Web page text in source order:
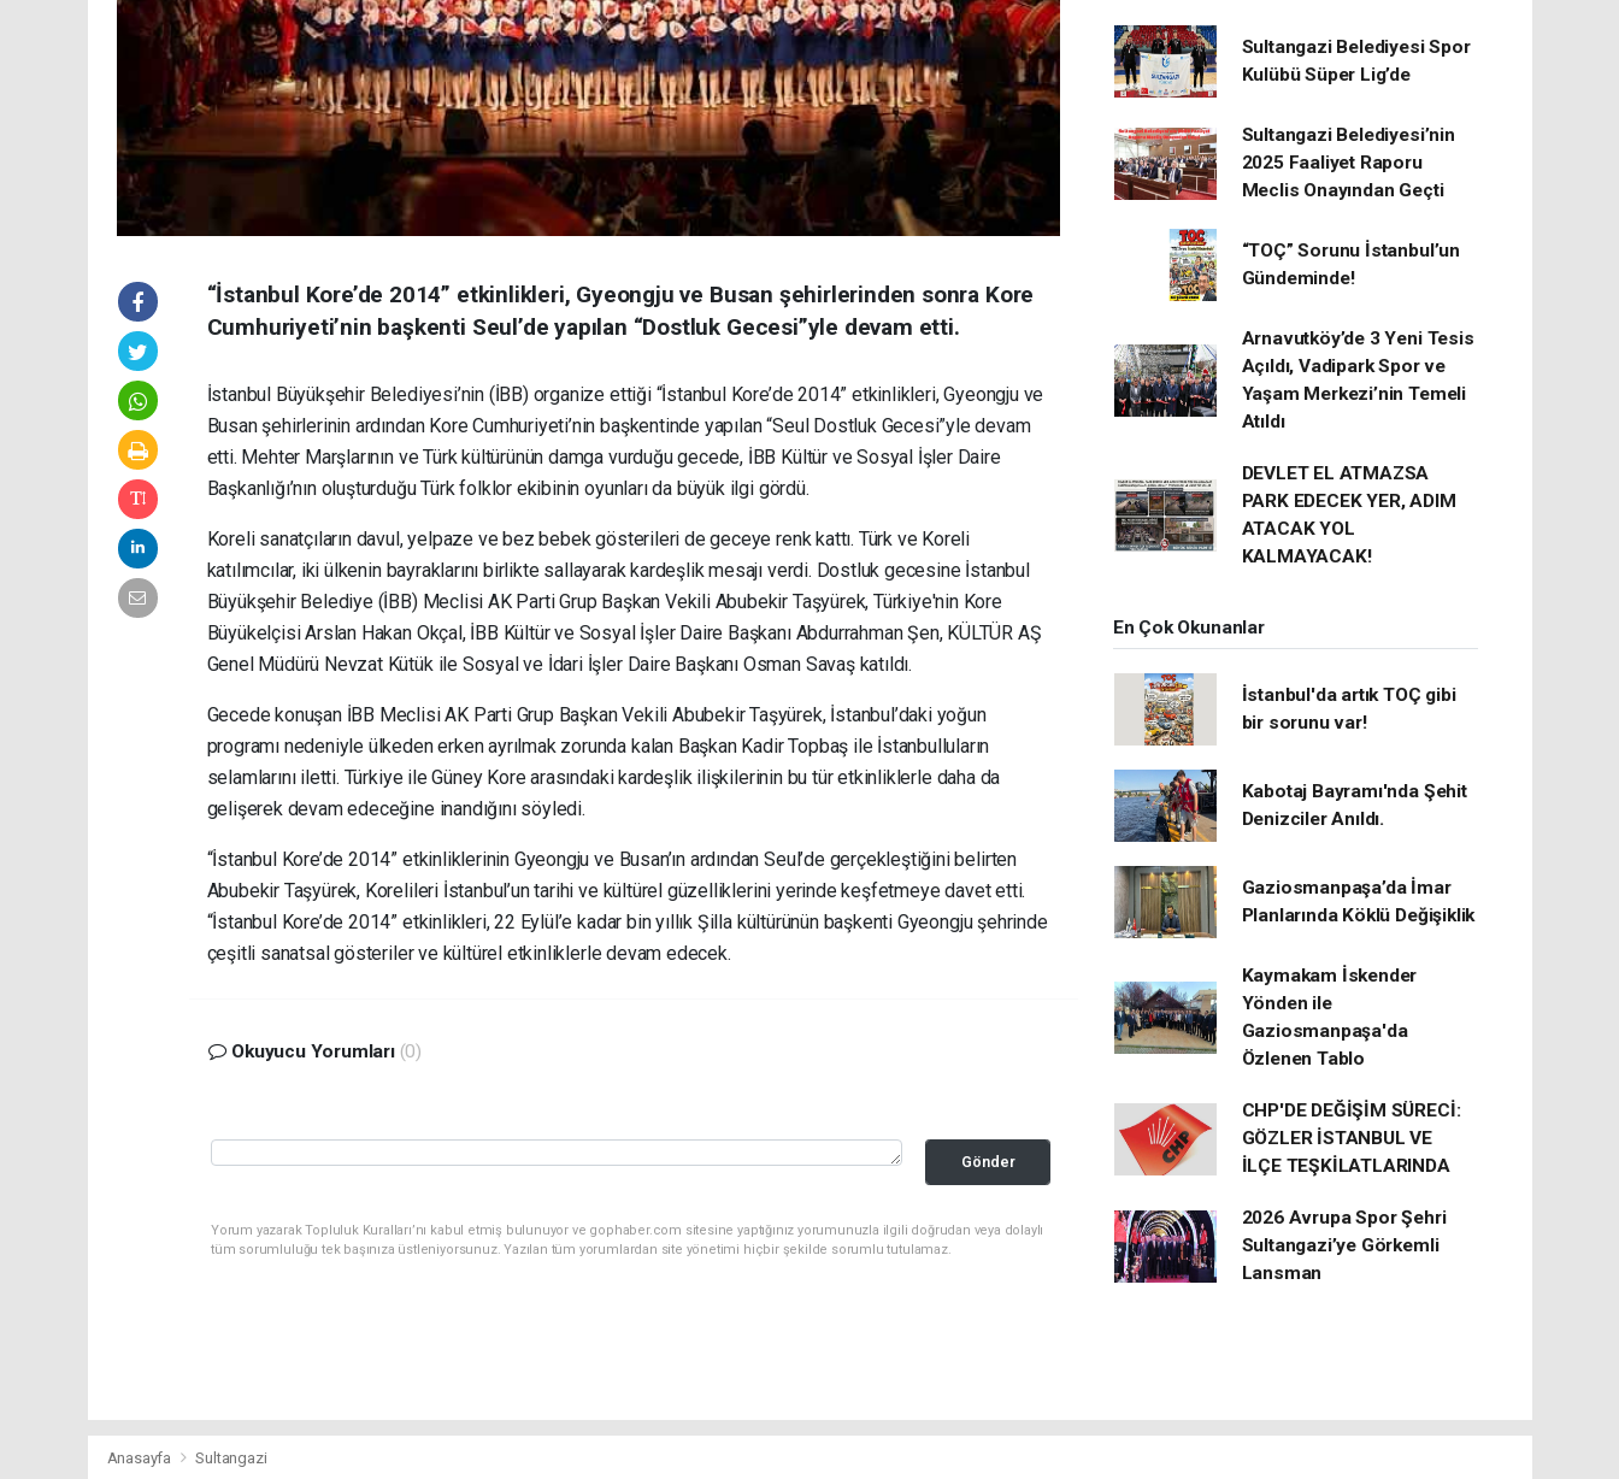
“İstanbul Kore’de 2014” etkinlikleri, Gyeongju ve Busan şehirlerinden sonra Kore
Cumhuriyeti’nin başkenti Seul’de yapılan “Dostluk Gecesi”yle devam etti.
İstanbul Büyükşehir Belediyesi’nin (İBB) organize ettiği “İstanbul Kore’de 2014” etkinlikleri, Gyeongju ve
Busan şehirlerinin ardından Kore Cumhuriyeti’nin başkentinde yapılan “Seul Dostluk Gecesi”yle devam
etti. Mehter Marşlarının ve Türk kültürünün damga vurduğu gecede, İBB Kültür ve Sosyal İşler Daire
Başkanlığı’nın oluşturduğu Türk folklor ekibinin oyunları da büyük ilgi gördü.
Koreli sanatçıların davul, yelpaze ve bez bebek gösterileri de geceye renk kattı. Türk ve Koreli
katılımcılar, iki ülkenin bayraklarını birlikte sallayarak kardeşlik mesajı verdi. Dostluk gecesine İstanbul
Büyükşehir Belediye (İBB) Meclisi AK Parti Grup Başkan Vekili Abubekir Taşyürek, Türkiye'nin Kore
Büyükelçisi Arslan Hakan Okçal, İBB Kültür ve Sosyal İşler Daire Başkanı Abdurrahman Şen, KÜLTÜR AŞ
Genel Müdürü Nevzat Kütük ile Sosyal ve İdari İşler Daire Başkanı Osman Savaş katıldı.
Gecede konuşan İBB Meclisi AK Parti Grup Başkan Vekili Abubekir Taşyürek, İstanbul’daki yoğun
programı nedeniyle ülkeden erken ayrılmak zorunda kalan Başkan Kadir Topbaş ile İstanbulluların
selamlarını iletti. Türkiye ile Güney Kore arasındaki kardeşlik ilişkilerinin bu tür etkinliklerle daha da
gelişerek devam edeceğine inandığını söyledi.
“İstanbul Kore’de 2014” etkinliklerinin Gyeongju ve Busan’ın ardından Seul’de gerçekleştiğini belirten
Abubekir Taşyürek, Korelileri İstanbul’un tarihi ve kültürel güzelliklerini yerinde keşfetmeye davet etti.
“İstanbul Kore’de 2014” etkinlikleri, 22 Eylül’e kadar bin yıllık Şilla kültürünün başkenti Gyeongju şehrinde
çeşitli sanatsal gösteriler ve kültürel etkinliklerle devam edecek.
Okuyucu Yorumları (0)
Gönder
Yorum yazarak Topluluk Kuralları’nı kabul etmiş bulunuyor ve gophaber.com sitesine yaptığınız yorumunuzla ilgili doğrudan veya dolaylı
tüm sorumluluğu tek başınıza üstleniyorsunuz. Yazılan tüm yorumlardan site yönetimi hiçbir şekilde sorumlu tutulamaz.
Sultangazi Belediyesi Spor
Kulübü Süper Lig’de
Sultangazi Belediyesi’nin
2025 Faaliyet Raporu
Meclis Onayından Geçti
“TOÇ” Sorunu İstanbul’un
Gündeminde!
Arnavutköy’de 3 Yeni Tesis
Açıldı, Vadipark Spor ve
Yaşam Merkezi’nin Temeli
Atıldı
DEVLET EL ATMAZSA
PARK EDECEK YER, ADIM
ATACAK YOL
KALMAYACAK!
En Çok Okunanlar
İstanbul'da artık TOÇ gibi
bir sorunu var!
Kabotaj Bayramı'nda Şehit
Denizciler Anıldı.
Gaziosmanpaşa’da İmar
Planlarında Köklü Değişiklik
Kaymakam İskender
Yönden ile
Gaziosmanpaşa'da
Özlenen Tablo
CHP'DE DEĞİŞİM SÜRECİ:
GÖZLER İSTANBUL VE
İLÇE TEŞKİLATLARINDA
2026 Avrupa Spor Şehri
Sultangazi’ye Görkemli
Lansman
Anasayfa Sultangazi